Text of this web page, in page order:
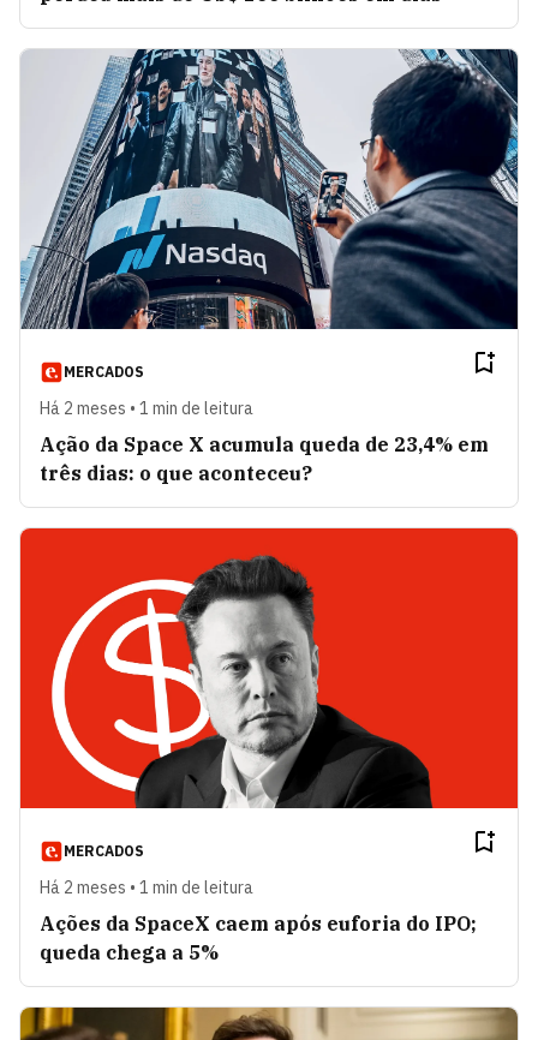
MERCADOS
Há 2 meses • 1 min de leitura
Ação da Space X acumula queda de 23,4% em
três dias: o que aconteceu?
MERCADOS
Há 2 meses • 1 min de leitura
Ações da SpaceX caem após euforia do IPO;
queda chega a 5%